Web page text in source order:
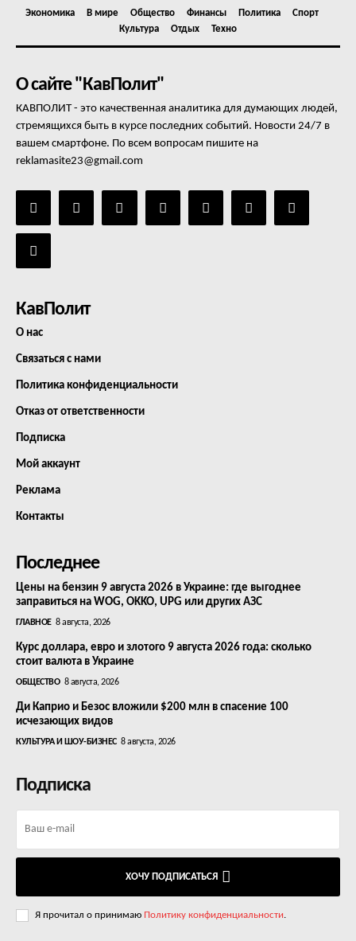
Экономика В мире Общество Финансы Политика
Спорт
Культура
Отдых Техно
О сайте "КавПолит"
КАВПОЛИТ - это качественная аналитика для думающих людей,
стремящихся быть в курсе последних событий. Новости 24/7 в
вашем смартфоне. По всем вопросам пишите на
reklamasite23@gmail.com
КавПолит
О нас
Связаться с нами
Политика конфиденциальности
Отказ от ответственности
Подписка
Мой аккаунт
Реклама
Контакты
Последнее
Цены на бензин 9 августа 2026 в Украине: где выгоднее
заправиться на WOG, OKKO, UPG или других АЗС
ГЛАВНОЕ 8 августа, 2026
Курс доллара, евро и злотого 9 августа 2026 года: сколько
стоит валюта в Украине
ОБЩЕСТВО 8 августа, 2026
Ди Каприо и Безос вложили $200 млн в спасение 100
исчезающих видов
КУЛЬТУРА И ШОУ-БИЗНЕС 8 августа, 2026
Подписка
ХОЧУ ПОДПИСАТЬСЯ
Я прочитал о принимаю Политику конфиденциальности.